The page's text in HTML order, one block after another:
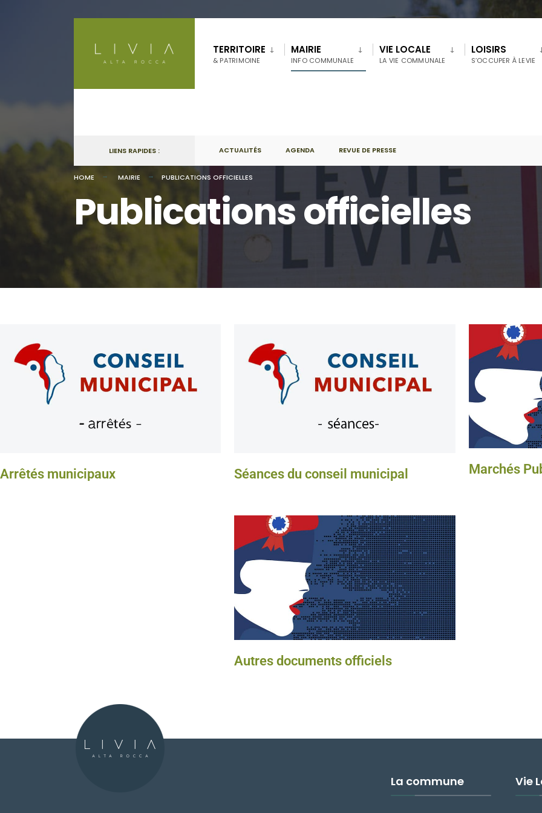
TERRITOIRE
& PATRIMOINE
MAIRIE
INFO COMMUNALE
VIE LOCALE
LA VIE COMMUNALE
LOISIRS
S’OCCUPER À LEVIE
LIENS RAPIDES : ACTUALITÉS AGENDA REVUE DE PRESSE
HOME MAIRIE PUBLICATIONS OFFICIELLES
Publications officielles
Arrêtés municipaux Séances du conseil municipal Marchés
Autres documents officiels
La commune Vie